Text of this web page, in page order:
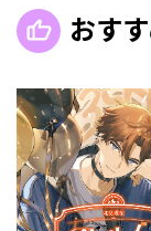
おす